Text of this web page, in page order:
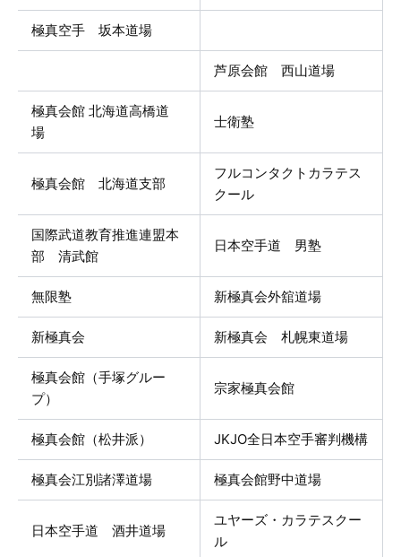
極真空手 坂本道場
芦原会館 西山道場
極真会館 北海道高橋道
場
士衛塾
極真会館 北海道支部
フルコンタクトカラテス
クール
国際武道教育推進連盟本
部 清武館
日本空手道 男塾
無限塾 新極真会外舘道場
新極真会 新極真会 札幌東道場
極真会館（手塚グルー
プ）
宗家極真会館
極真会館（松井派） JKJO全日本空手審判機構
極真会江別諸澤道場 極真会館野中道場
日本空手道 酒井道場
ユヤーズ・カラテスクー
ル